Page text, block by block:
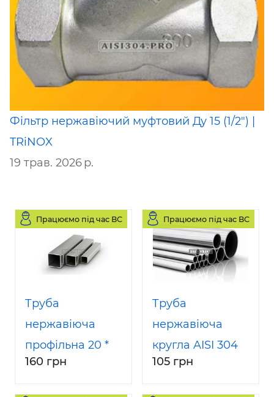
Фільтр нержавіючий муфтовий Ду 15 (1/2") |
TRiNOX
19 трав. 2026 р.
Працюємо під час ВС
Труба
нержавіюча
профільна 20 *
20 мм AISI 304
160 грн
Працюємо під час ВС
Труба
нержавіюча
кругла AISI 304
18 * 1,5 мм DIN
105 грн